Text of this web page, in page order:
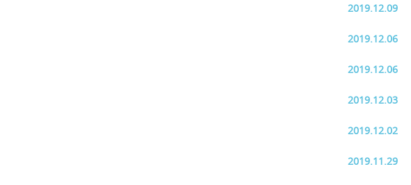
2019.12.09
2019.12.06
2019.12.06
2019.12.03
2019.12.02
2019.11.29